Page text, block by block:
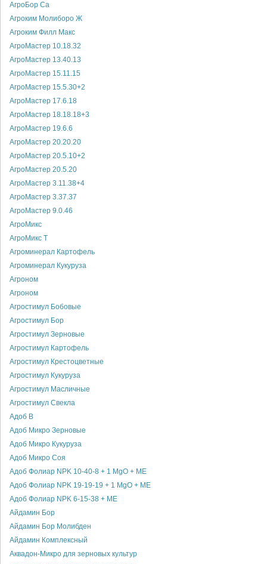
АгроБор Са
Агроким Молиборо Ж
Агроким Филл Макс
АгроМастер 10.18.32
АгроМастер 13.40.13
АгроМастер 15.11.15
АгроМастер 15.5.30+2
АгроМастер 17.6.18
АгроМастер 18.18.18+3
АгроМастер 19.6.6
АгроМастер 20.20.20
АгроМастер 20.5.10+2
АгроМастер 20.5.20
АгроМастер 3.11.38+4
АгроМастер 3.37.37
АгроМастер 9.0.46
АгроМикс
АгроМикс Т
Агроминерал Картофель
Агроминерал Кукуруза
Агроном
Агроном
Агростимул Бобовые
Агростимул Бор
Агростимул Зерновые
Агростимул Картофель
Агростимул Крестоцветные
Агростимул Кукуруза
Агростимул Масличные
Агростимул Свекла
Адоб В
Адоб Микро Зерновые
Адоб Микро Кукуруза
Адоб Микро Соя
Адоб Фолиар NPK 10-40-8 + 1 MgO + МЕ
Адоб Фолиар NPK 19-19-19 + 1 MgO + МЕ
Адоб Фолиар NPK 6-15-38 + МЕ
Айдамин Бор
Айдамин Бор Молибден
Айдамин Комплексный
Аквадон-Микро для зерновых культур